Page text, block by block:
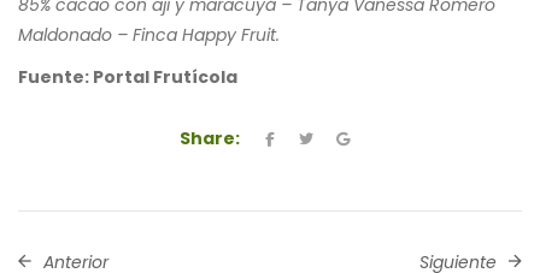
85% cacao con ají y maracuyá – Tanya Vanessa Romero
Maldonado – Finca Happy Fruit.
Fuente: Portal Frutícola
Share:
Anterior Siguiente